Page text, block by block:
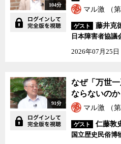
104分
マル激 （第
ゲスト
藤井克
日本障害者協議
2026年07月25日
91分
なぜ「万世
ならないのか
マル激 （第
ゲスト
仁藤敦
国立歴史民俗博